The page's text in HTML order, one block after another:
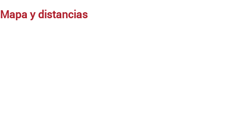
mapa y distancias